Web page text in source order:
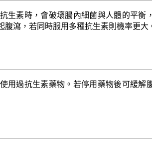
生素時，會破壞腸內細菌與人體的平衡
瀉，若同時服用多種抗生素則機率更大
用過抗生素藥物。若停用藥物後可緩解